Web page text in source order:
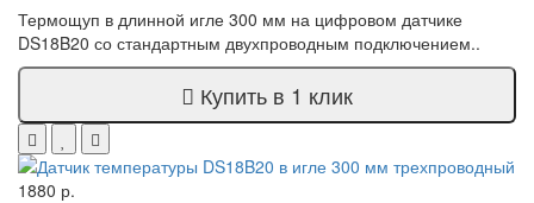
Термощуп в длинной игле 300 мм на цифровом датчике
DS18B20 со стандартным двухпроводным подключением..
Купить в 1 клик
1880 р.